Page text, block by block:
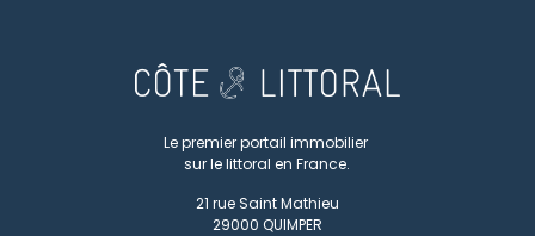
Le premier portail immobilier
sur le littoral en France.
21 rue Saint Mathieu
29000 QUIMPER